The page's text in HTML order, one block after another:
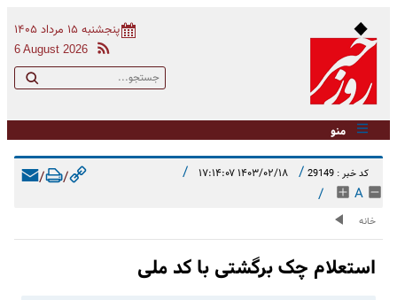
پنجشنبه ۱۵ مرداد ۱۴۰۵
6 August 2026
منو
کد خبر : 29149 / ۱۴۰۳/۰۲/۱۸ ۱۷:۱۴:۰۷ /
A
/
/
/
خانه
استعلام چک برگشتی با کد ملی